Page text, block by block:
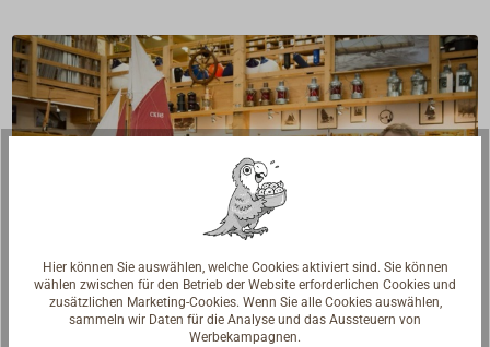
Hier können Sie auswählen, welche Cookies aktiviert sind. Sie können
wählen zwischen für den Betrieb der Website erforderlichen Cookies und
zusätzlichen Marketing-Cookies. Wenn Sie alle Cookies auswählen,
sammeln wir Daten für die Analyse und das Aussteuern von
Werbekampagnen.